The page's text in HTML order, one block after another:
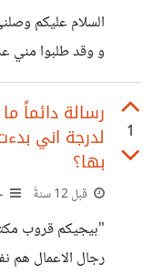
السلام عليكم
و وقد طلبوا مني
اخر يطلب المزيد
معلومات عن الدول
على هذه
هو بالنسبة
لديكم اسلوب
نصائح تسويقية
1
رسالة دائماً
لدرجة اني
بها؟
قبل 12 سنةً
"بيجيكم قروب
رجال الاعمال